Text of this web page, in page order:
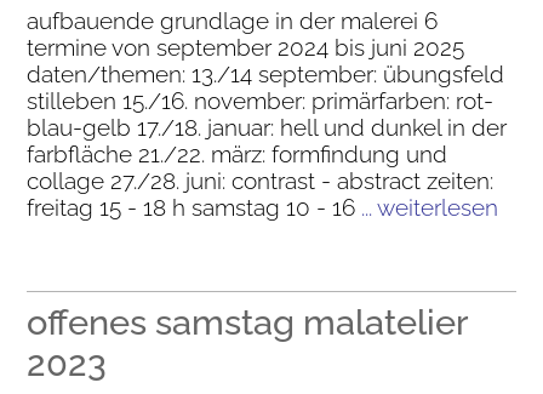
aufbauende grundlage in der malerei 6
termine von september 2024 bis juni 2025
daten/themen: 13./14 september: übungsfeld
stilleben 15./16. november: primärfarben: rot-
blau-gelb 17./18. januar: hell und dunkel in der
farbfläche 21./22. märz: formfindung und
collage 27./28. juni: contrast - abstract zeiten:
freitag 15 - 18 h samstag 10 - 16 ... weiterlesen
offenes samstag malatelier
2023